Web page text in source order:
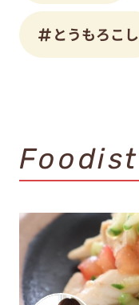
とうもろこし
Foodist